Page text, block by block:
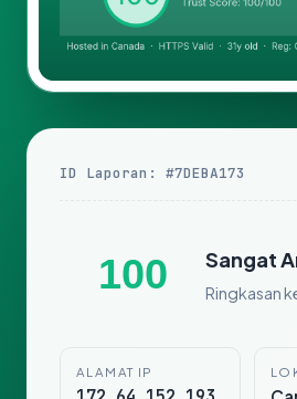
ID Laporan: #7DEBA173
100 Sangat
Ringkasan
ALAMAT IP